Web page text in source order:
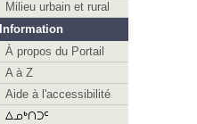
Milieu urbain et rural
Information
À propos du Portail
A à Z
Aide à l'accessibilité